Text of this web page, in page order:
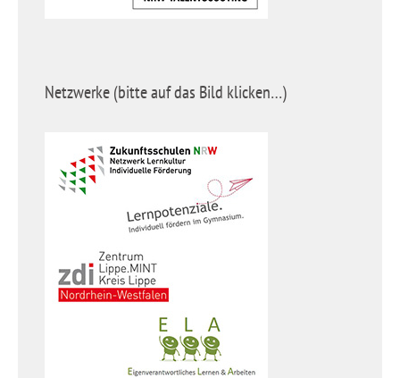
Netzwerke (bitte auf das Bild klicken…)